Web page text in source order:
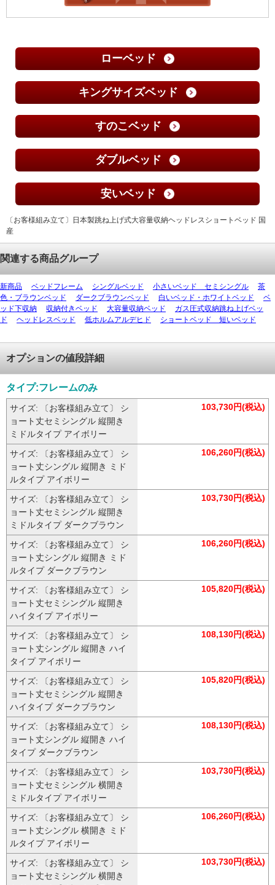
ローベッド
キングサイズベッド
すのこベッド
ダブルベッド
安いベッド
〔お客様組み立て〕日本製跳ね上げ式大容量収納ヘッドレスショートベッド 国
産
関連する商品グループ
新商品 ベッドフレーム シングルベッド 小さいベッド セミシングル
茶
色・ブラウンベッド
ダークブラウンベッド 白いベッド・ホワイトベッド
ベ
ッド下収納
収納付きベッド 大容量収納ベッド
ガス圧式収納跳ね上げベッ
ド
ヘッドレスベッド 低ホルムアルデヒド ショートベッド 短いベッド
オプションの値段詳細
タイプ:フレームのみ
サイズ: 〔お客様組み立て〕 シ
ョート丈セミシングル 縦開き
ミドルタイプ アイボリー
103,730円(税込)
サイズ: 〔お客様組み立て〕 シ
ョート丈シングル 縦開き ミド
ルタイプ アイボリー
106,260円(税込)
サイズ: 〔お客様組み立て〕 シ
ョート丈セミシングル 縦開き
ミドルタイプ ダークブラウン
103,730円(税込)
サイズ: 〔お客様組み立て〕 シ
ョート丈シングル 縦開き ミド
ルタイプ ダークブラウン
106,260円(税込)
サイズ: 〔お客様組み立て〕 シ
ョート丈セミシングル 縦開き
ハイタイプ アイボリー
105,820円(税込)
サイズ: 〔お客様組み立て〕 シ
ョート丈シングル 縦開き ハイ
タイプ アイボリー
108,130円(税込)
サイズ: 〔お客様組み立て〕 シ
ョート丈セミシングル 縦開き
ハイタイプ ダークブラウン
105,820円(税込)
サイズ: 〔お客様組み立て〕 シ
ョート丈シングル 縦開き ハイ
タイプ ダークブラウン
108,130円(税込)
サイズ: 〔お客様組み立て〕 シ
ョート丈セミシングル 横開き
ミドルタイプ アイボリー
103,730円(税込)
サイズ: 〔お客様組み立て〕 シ
ョート丈シングル 横開き ミド
ルタイプ アイボリー
106,260円(税込)
サイズ: 〔お客様組み立て〕 シ
ョート丈セミシングル 横開き
103,730円(税込)